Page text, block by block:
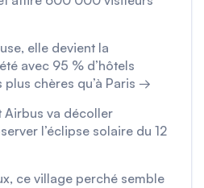
elle devient la
avec 95 % d’hôtels
chères qu’à Paris →
Airbus va décoller
l’éclipse solaire du 12
ce village perché semble